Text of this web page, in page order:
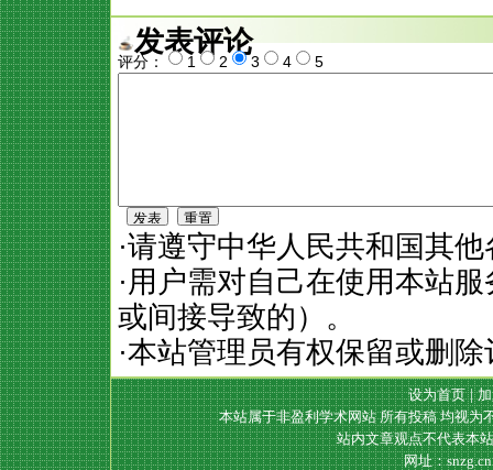
发表评论
评分： 1 2 3 4 5
·请遵守中华人民共和国其
·用户需对自己在使用本站
或间接导致的）。
·本站管理员有权保留或删
设为首页|
本站属于非盈利学术网站 所有投稿 均视为
站内文章观点不代表本
网址：